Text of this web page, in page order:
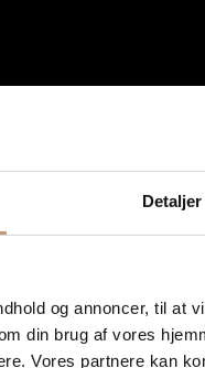
Detaljer
og annoncer, til at
din brug af vores
Vores partnere kan